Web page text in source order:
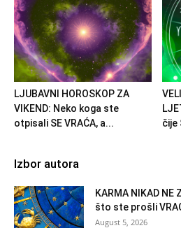
LJUBAVNI HOROSKOP ZA
VIKEND: Neko koga ste
otpisali SE VRAĆA, a...
čije
Izbor autora
KARMA NIKAD NE
što ste prošli
August 5, 2026